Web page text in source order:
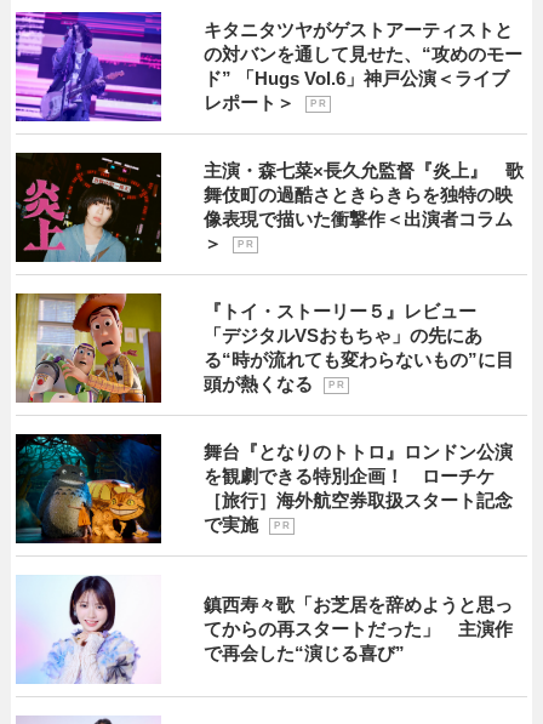
キタニタツヤがゲストアーティストと
の対バンを通して見せた、“攻めのモー
ド” 「Hugs Vol.6」神戸公演＜ライブ
レポート＞
P R
主演・森七菜×長久允監督『炎上』 歌
舞伎町の過酷さときらきらを独特の映
像表現で描いた衝撃作＜出演者コラム
＞
P R
『トイ・ストーリー５』レビュー
「デジタルVSおもちゃ」の先にあ
る“時が流れても変わらないもの”に目
頭が熱くなる
P R
舞台『となりのトトロ』ロンドン公演
を観劇できる特別企画！ ローチケ
［旅行］海外航空券取扱スタート記念
で実施
P R
鎮西寿々歌「お芝居を辞めようと思っ
てからの再スタートだった」 主演作
で再会した“演じる喜び”